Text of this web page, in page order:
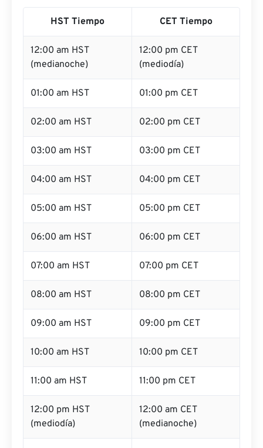
HST Tiempo CET Tiempo
12:00 am HST
(medianoche)
12:00 pm CET
(mediodía)
01:00 am HST 01:00 pm CET
02:00 am HST 02:00 pm CET
03:00 am HST 03:00 pm CET
04:00 am HST 04:00 pm CET
05:00 am HST 05:00 pm CET
06:00 am HST 06:00 pm CET
07:00 am HST 07:00 pm CET
08:00 am HST 08:00 pm CET
09:00 am HST 09:00 pm CET
10:00 am HST 10:00 pm CET
11:00 am HST 11:00 pm CET
12:00 pm HST
(mediodía)
12:00 am CET
(medianoche)